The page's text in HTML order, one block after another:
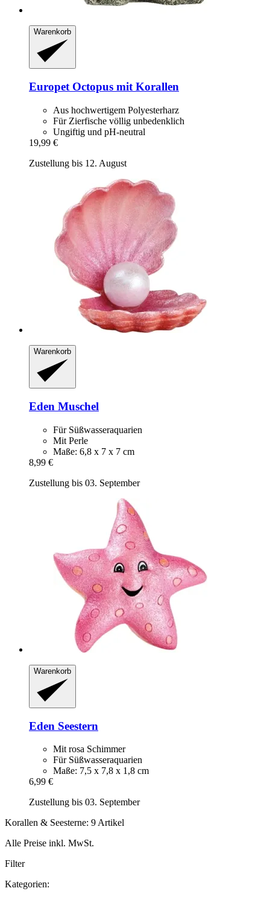
Warenkorb
Europet Octopus mit Korallen
Aus hochwertigem Polyesterharz
Für Zierfische völlig unbedenklich
Ungiftig und pH-neutral
19,99 €
Zustellung bis 12. August
Warenkorb
Eden Muschel
Für Süßwasseraquarien
Mit Perle
Maße: 6,8 x 7 x 7 cm
8,99 €
Zustellung bis 03. September
Warenkorb
Eden Seestern
Mit rosa Schimmer
Für Süßwasseraquarien
Maße: 7,5 x 7,8 x 1,8 cm
6,99 €
Zustellung bis 03. September
Korallen & Seesterne: 9 Artikel
Alle Preise inkl. MwSt.
Filter
Kategorien: